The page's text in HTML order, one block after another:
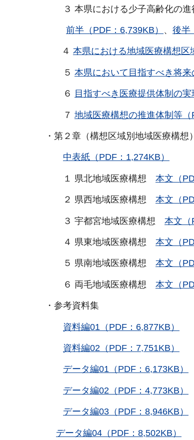
３ 本県における少子高齢化の進
前半（PDF：6,739KB） 、 後半
４ 本県における地域医療構想区
５ 本県において目指すべき将来
６ 目指すべき医療提供体制の
７ 地域医療構想の推進体制等（
・第２章（構想区域別地域医療構想）
中表紙（PDF：1,274KB）
１ 県北地域医療構想 本文（
２ 県西地域医療構想 本文（
３ 宇都宮地域医療構想 本文（
４ 県東地域医療構想 本文（
５ 県南地域医療構想 本文（
６ 両毛地域医療構想 本文（
・参考資料集
資料編01（PDF：6,877KB）
資料編02（PDF：7,751KB）
データ編01（PDF：6,173KB）
データ編02（PDF：4,773KB）
データ編03（PDF：8,946KB）
データ編04（PDF：8,502KB）